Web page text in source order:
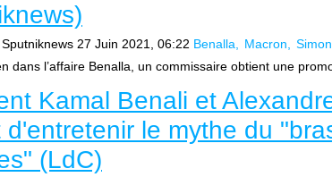
27 Juin 2021, 06:22 Benalla Macron
dans l’affaire Benalla, un commissaire obtient une
Kamal Benali et
d'entretenir le mythe du
(LdC)